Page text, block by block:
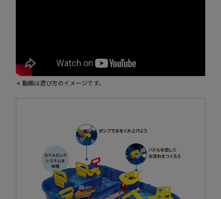
動画は遊び方のイメージです。